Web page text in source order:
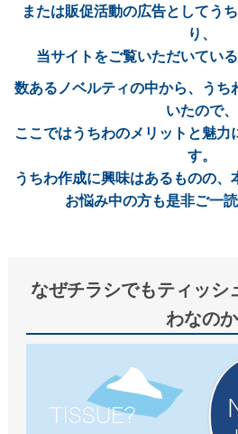
お問い合わせ
ご利用ガイド
初めてのお客様
ご注文の流れ
配送・送料について
納期について
お支払いについて
または販促活動の広告としてう
り、
当サイトをご覧いただいてい
数あるノベルティの中から、うち
いたので、
ここではうちわのメリットと魅力
す。
うちわ作成に興味はあるものの、
お悩み中の方も是非ご一
なぜチラシでもティッシ
わなのか